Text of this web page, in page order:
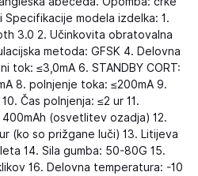
modela izdelka: 1.
3.0 2. Učinkovita obratovalna
metoda: GFSK 4. Delovna
tok: ≤3,0mA 6. STANDBY CORT:
8. polnjenje toka: ≤200mA 9.
Čas polnjenja: ≤2 ur 11.
(osvetlitev ozadja) 12.
(ko so prižgane luči) 13. Litijeva
14. Sila gumba: 50-80G 15.
16. Delovna temperatura: -10